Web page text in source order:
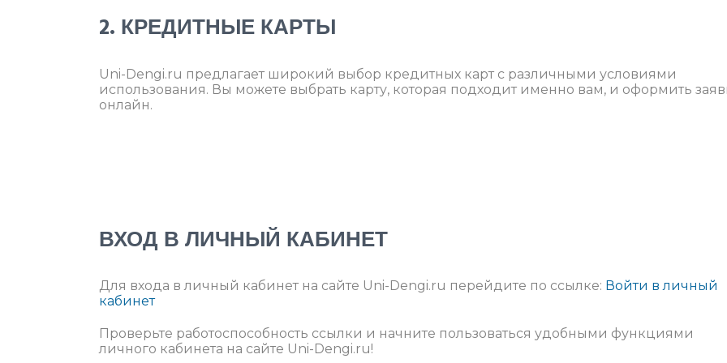
2. КРЕДИТНЫЕ КАРТЫ
Uni-Dengi.ru предлагает широкий выбор кредитных карт с различными условиями
использования. Вы можете выбрать карту, которая подходит именно вам, и оформить
онлайн.
ВХОД В ЛИЧНЫЙ КАБИНЕТ
Для входа в личный кабинет на сайте Uni-Dengi.ru перейдите по ссылке: Войти в личный
кабинет
Проверьте работоспособность ссылки и начните пользоваться удобными функциями
личного кабинета на сайте Uni-Dengi.ru!